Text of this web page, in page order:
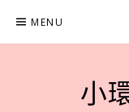
content
MENU
小